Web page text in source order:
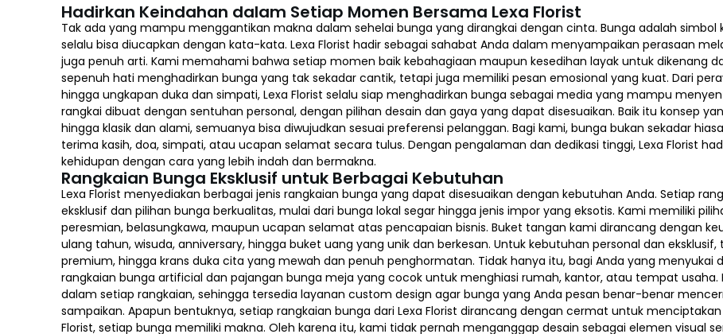
Hadirkan Keindahan dalam Setiap Momen Bersama Lexa Florist
Tak ada yang mampu menggantikan makna dalam sehelai bunga yang dirangkai dengan cinta. Bunga adalah simbol
selalu bisa diucapkan dengan kata-kata. Lexa Florist hadir sebagai sahabat Anda dalam menyampaikan perasaan
juga penuh arti. Kami memahami bahwa setiap momen baik kebahagiaan maupun kesedihan layak untuk dikenang
sepenuh hati menghadirkan bunga yang tak sekadar cantik, tetapi juga memiliki pesan emosional yang kuat. Dari
hingga ungkapan duka dan simpati, Lexa Florist selalu siap menghadirkan bunga sebagai media yang mampu
rangkai dibuat dengan sentuhan personal, dengan pilihan desain dan gaya yang dapat disesuaikan. Baik itu konsep
hingga klasik dan alami, semuanya bisa diwujudkan sesuai preferensi pelanggan. Bagi kami, bunga bukan sekadar
terima kasih, doa, simpati, atau ucapan selamat secara tulus. Dengan pengalaman dan dedikasi tinggi, Lexa Florist
kehidupan dengan cara yang lebih indah dan bermakna.
Rangkaian Bunga Eksklusif untuk Berbagai Kebutuhan
Lexa Florist menyediakan berbagai jenis rangkaian bunga yang dapat disesuaikan dengan kebutuhan Anda. Setiap
eksklusif dan pilihan bunga berkualitas, mulai dari bunga lokal segar hingga jenis impor yang eksotis. Kami memiliki
peresmian, belasungkawa, maupun ucapan selamat atas pencapaian bisnis. Buket tangan kami dirancang dengan
ulang tahun, wisuda, anniversary, hingga buket uang yang unik dan berkesan. Untuk kebutuhan personal dan
premium, hingga krans duka cita yang mewah dan penuh penghormatan. Tidak hanya itu, bagi Anda yang menyukai
rangkaian bunga artificial dan pajangan bunga meja yang cocok untuk menghiasi rumah, kantor, atau tempat
dalam setiap rangkaian, sehingga tersedia layanan custom design agar bunga yang Anda pesan benar-benar
sampaikan. Apapun bentuknya, setiap rangkaian bunga dari Lexa Florist dirancang dengan cermat untuk
Florist, setiap bunga memiliki makna. Oleh karena itu, kami tidak pernah menganggap desain sebagai elemen visual